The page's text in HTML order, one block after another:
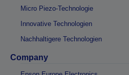
Micro Piezo-Technologie
Innovative Technologien
Nachhaltigere Technologien
Company